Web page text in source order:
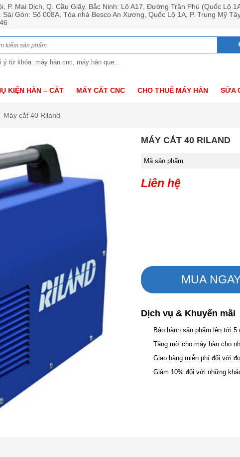
P. Mai Dịch, Q. Cầu Giấy. Bắc Ninh: Lô A17, Đường Trần Phú (Quốc Lộ
Gòn: Số 008A, Tòa nhà Besco An Xương, Quốc Lộ 1A, P. Trung Mỹ
ý từ khóa: máy hàn cnc, máy hàn que...
KIỆN HÀN – CẮT MÁY CẮT CNC CHO THUÊ MÁY HÀN SỬA
Máy cắt 40 Riland
MÁY CẮT 40 RILAND
Mã sản phẩm
Liên hệ
MUA
Dịch vụ & Khuyến mãi
Bảo hành sản phẩm lên tới
Tặng mỡ cho máy hàn cho
Giao hàng miễn phí đối với
Giảm 10% đối với những